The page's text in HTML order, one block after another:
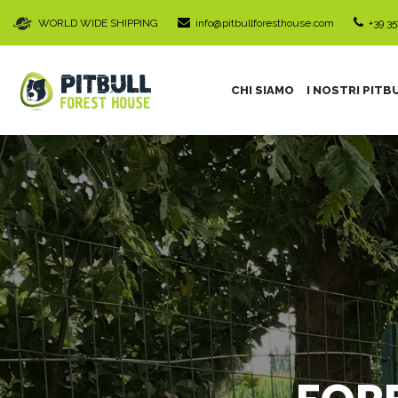
WORLD WIDE SHIPPING info@pitbullforesthouse.com +39
CHI SIAMO I NOSTRI